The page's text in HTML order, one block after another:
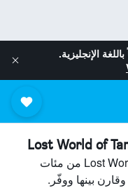
الإنجليزية.
ابحث عن فنادق بجانب Lost World of Tambun من مئات